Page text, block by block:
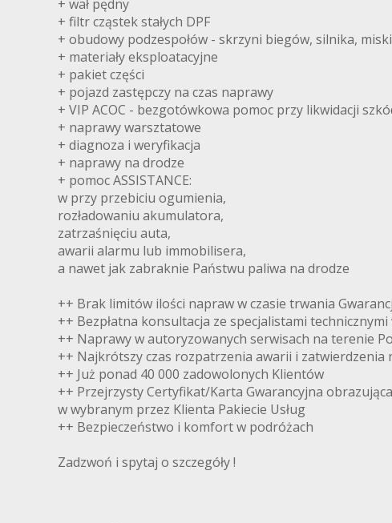
+ wał pędny
+ filtr cząstek stałych DPF
+ obudowy podzespołów - skrzyni biegów, silnika,
+ materiały eksploatacyjne
+ pakiet części
+ pojazd zastępczy na czas naprawy
+ VIP ACOC - bezgotówkowa pomoc przy likwidacji
+ naprawy warsztatowe
+ diagnoza i weryfikacja
+ naprawy na drodze
+ pomoc ASSISTANCE:
w przy przebiciu ogumienia,
rozładowaniu akumulatora,
zatrzaśnięciu auta,
awarii alarmu lub immobilisera,
a nawet jak zabraknie Państwu paliwa na drodze
++ Brak limitów ilości napraw w czasie trwania
++ Bezpłatna konsultacja ze specjalistami
++ Naprawy w autoryzowanych serwisach na terenie
++ Najkrótszy czas rozpatrzenia awarii i zatwierdzenia
++ Już ponad 40 000 zadowolonych Klientów
++ Przejrzysty Certyfikat/Karta Gwarancyjna
w wybranym przez Klienta Pakiecie Usług
++ Bezpieczeństwo i komfort w podróżach
Zadzwoń i spytaj o szczegóły !